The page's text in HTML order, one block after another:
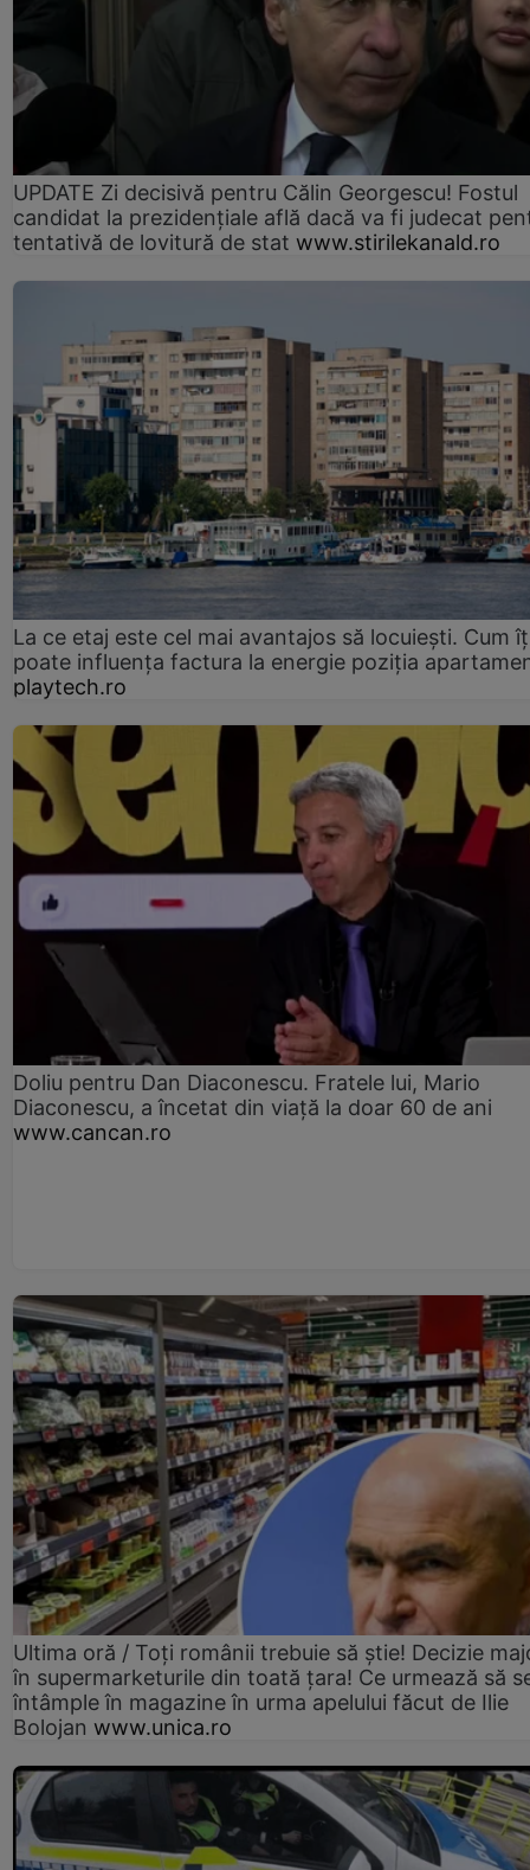
UPDATE Zi decisivă pentru Călin Georgescu! Fostul
candidat la prezidențiale află dacă va fi judecat
tentativă de lovitură de stat www.stirilekanald.ro
La ce etaj este cel mai avantajos să locuiești. Cum
poate influența factura la energie poziția
playtech.ro
Doliu pentru Dan Diaconescu. Fratele lui, Mario
Diaconescu, a încetat din viață la doar 60 de ani
www.cancan.ro
Ultima oră / Toți românii trebuie să știe! Decizie
în supermarketurile din toată țara! Ce urmează să
întâmple în magazine în urma apelului făcut de Ilie
Bolojan www.unica.ro